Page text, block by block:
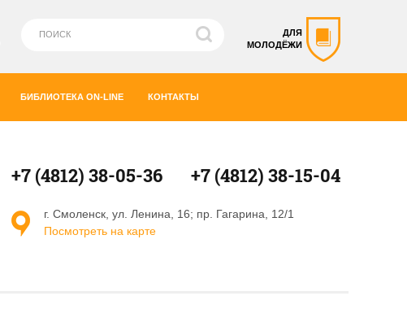
ДЛЯ
МОЛОДЁЖИ
БИБЛИОТЕКА ON-LINE КОНТАКТЫ
+7 (4812) 38-05-36 +7 (4812) 38-15-04
г. Смоленск, ул. Ленина, 16; пр. Гагарина, 12/1
Посмотреть на карте